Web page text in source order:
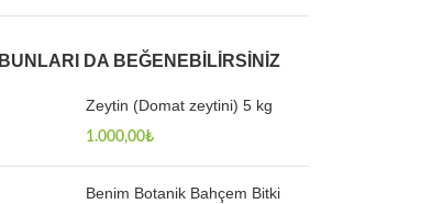
BUNLARI DA BEĞENEBILIRSINIZ
Zeytin (Domat zeytini) 5 kg
1.000,00₺
Benim Botanik Bahçem Bitki